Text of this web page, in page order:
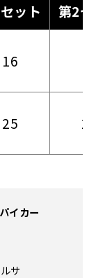
ット
第2
16
25
イカー
サ